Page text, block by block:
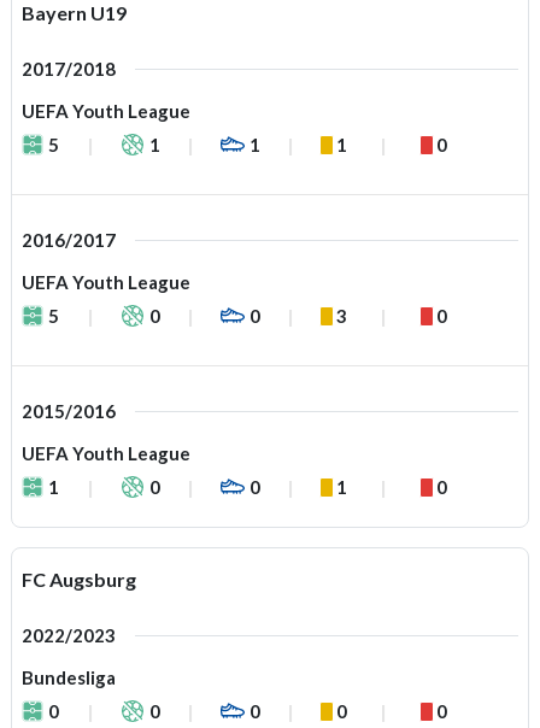
Bayern U19
2017/2018
UEFA Youth League
5
1 1 1 0
2016/2017
UEFA Youth League
5
0 0 3 0
2015/2016
UEFA Youth League
1
0 0 1 0
FC Augsburg
2022/2023
Bundesliga
0
0 0 0 0